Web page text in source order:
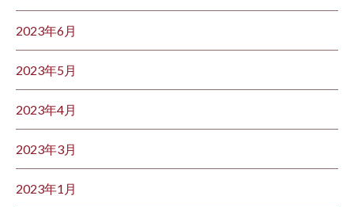
2023年6月
2023年5月
2023年4月
2023年3月
2023年1月